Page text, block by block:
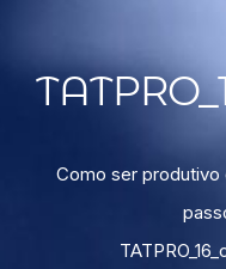
Como ser produtivo